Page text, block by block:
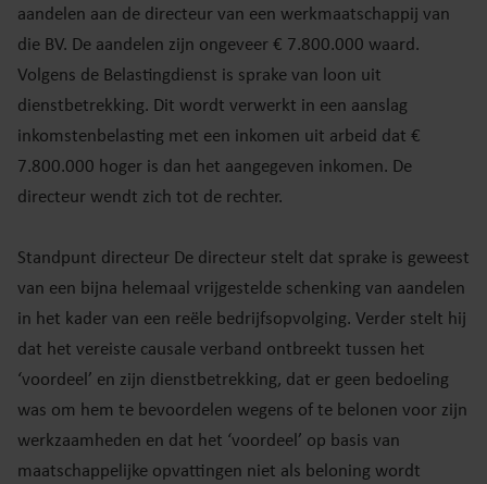
aandelen aan de directeur van een werkmaatschappij van
die BV. De aandelen zijn ongeveer € 7.800.000 waard.
Volgens de Belastingdienst is sprake van loon uit
dienstbetrekking. Dit wordt verwerkt in een aanslag
inkomstenbelasting met een inkomen uit arbeid dat €
7.800.000 hoger is dan het aangegeven inkomen. De
directeur wendt zich tot de rechter.
Standpunt directeur De directeur stelt dat sprake is geweest
van een bijna helemaal vrijgestelde schenking van aandelen
in het kader van een reële bedrijfsopvolging. Verder stelt hij
dat het vereiste causale verband ontbreekt tussen het
‘voordeel’ en zijn dienstbetrekking, dat er geen bedoeling
was om hem te bevoordelen wegens of te belonen voor zijn
werkzaamheden en dat het ‘voordeel’ op basis van
maatschappelijke opvattingen niet als beloning wordt